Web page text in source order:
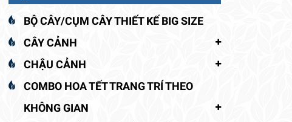
BỘ CÂY/CỤM CÂY THIẾT KẾ BIG SIZE
CÂY CẢNH
CHẬU CẢNH
COMBO HOA TẾT TRANG TRÍ THEO
KHÔNG GIAN